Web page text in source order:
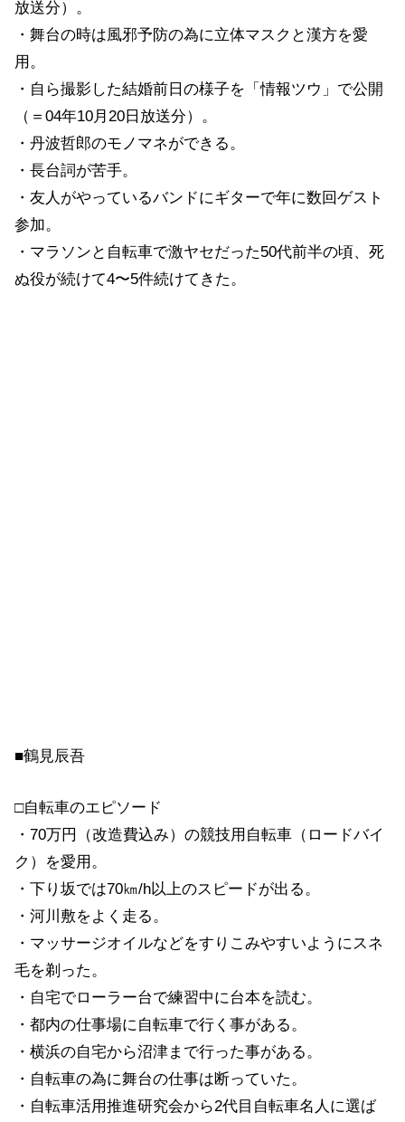
放送分）。
・舞台の時は風邪予防の為に立体マスクと漢方を愛
用。
・自ら撮影した結婚前日の様子を「情報ツウ」で公開
（＝04年10月20日放送分）。
・丹波哲郎のモノマネができる。
・長台詞が苦手。
・友人がやっているバンドにギターで年に数回ゲスト
参加。
・マラソンと自転車で激ヤセだった50代前半の頃、死
ぬ役が続けて4〜5件続けてきた。
■鶴見辰吾
□自転車のエピソード
・70万円（改造費込み）の競技用自転車（ロードバイ
ク）を愛用。
・下り坂では70㎞/h以上のスピードが出る。
・河川敷をよく走る。
・マッサージオイルなどをすりこみやすいようにスネ
毛を剃った。
・自宅でローラー台で練習中に台本を読む。
・都内の仕事場に自転車で行く事がある。
・横浜の自宅から沼津まで行った事がある。
・自転車の為に舞台の仕事は断っていた。
・自転車活用推進研究会から2代目自転車名人に選ば